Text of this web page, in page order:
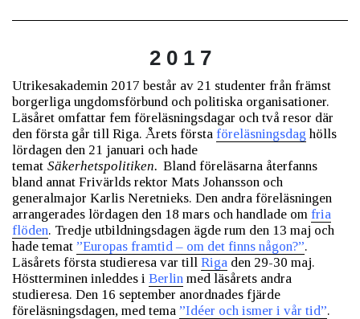
2 0 1 7
Utrikesakademin 2017 består av 21 studenter från främst
borgerliga ungdomsförbund och politiska organisationer.
Läsåret omfattar fem föreläsningsdagar och två resor där
den första går till Riga. Årets första föreläsningsdag hölls
lördagen den 21 januari och hade
temat Säkerhetspolitiken. Bland föreläsarna återfanns
bland annat Frivärlds rektor Mats Johansson och
generalmajor Karlis Neretnieks. Den andra föreläsningen
arrangerades lördagen den 18 mars och handlade om fria
flöden. Tredje utbildningsdagen ägde rum den 13 maj och
hade temat ”Europas framtid – om det finns någon?”.
Läsårets första studieresa var till Riga den 29-30 maj.
Höstterminen inleddes i Berlin med läsårets andra
studieresa. Den 16 september anordnades fjärde
föreläsningsdagen, med tema ”Idéer och ismer i vår tid”.